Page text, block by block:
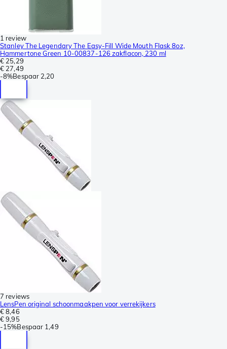
1 review
Stanley The Legendary The Easy-Fill Wide Mouth Flask 8oz,
Hammertone Green 10-00837-126 zakflacon, 230 ml
€ 25,29
€ 27,49
-8%Bespaar 2,20
7 reviews
LensPen original schoonmaakpen voor verrekijkers
€ 8,46
€ 9,95
-15%Bespaar 1,49